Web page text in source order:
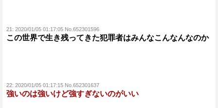
21: 2020/01/05 01:17:05 No.652301596
この世界で生き残ってきた犯罪者はみんなこんなんなのか
22: 2020/01/05 01:17:15 No.652301637
強いのは強いけど強すぎないのがいい